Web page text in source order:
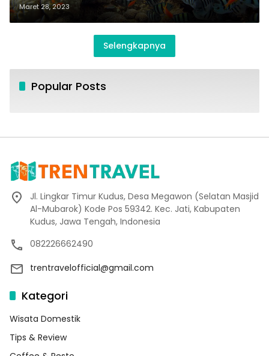
Maret 28, 2023
Selengkapnya
Popular Posts
Jl. Lingkar Timur Kudus, Desa Megawon (Selatan Masjid
Al-Mubarok) Kode Pos 59342. Kec. Jati, Kabupaten
Kudus, Jawa Tengah, Indonesia
082226662490
trentravelofficial@gmail.com
Kategori
Wisata Domestik
Tips & Review